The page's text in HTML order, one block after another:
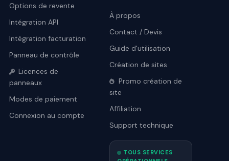
Options de revente
Intégration API
Intégration facturation
Panneau de contrôle
Licences de
panneaux
Modes de paiement
Connexion au compte
À propos
Contact / Devis
Guide d'utilisation
Création de sites
Promo création de
site
Affiliation
Support technique
TOUS SERVICES